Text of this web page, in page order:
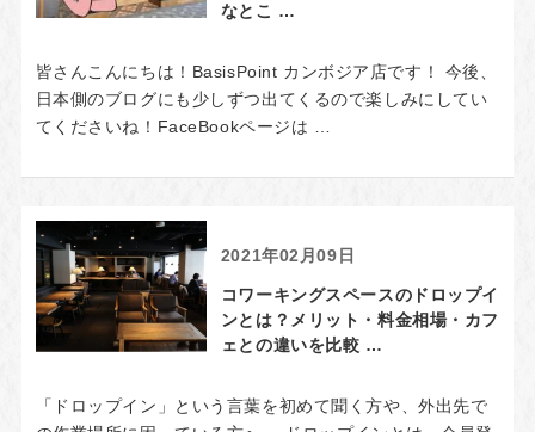
なとこ …
皆さんこんにちは！BasisPoint カンボジア店です！ 今後、
日本側のブログにも少しずつ出てくるので楽しみにしてい
てくださいね！FaceBookページは …
2021年02月09日
コワーキングスペースのドロップイ
ンとは？メリット・料金相場・カフ
ェとの違いを比較 …
「ドロップイン」という言葉を初めて聞く方や、外出先で